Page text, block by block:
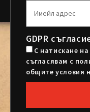
GDPR
С натискане
съгласявам с
общите условия